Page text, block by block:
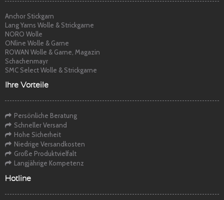
Anchor Stickgarn
Lang Yarns Wolle & Strickgarne
NORO Wolle
ONline Wolle & Garne
ROWAN Wolle & Garne, Magazin
Schachenmayr
SMC Select Wolle & Strickgarne
Ihre Vorteile
Persönliche Beratung
Schneller Versand
Hohe Sicherheit
Niedrige Versandkosten
Große Produktvielfalt
Langjährige Kompetenz
Hotline